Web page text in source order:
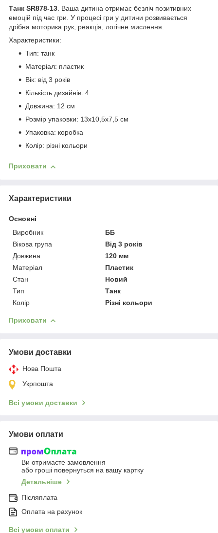
Танк SR878-13. Ваша дитина отримає безліч позитивних
емоцій під час гри. У процесі гри у дитини розвивається
дрібна моторика рук, реакція, логічне мислення.
Характеристики:
Тип: танк
Матеріал: пластик
Вік: від 3 років
Кількість дизайнів: 4
Довжина: 12 см
Розмір упаковки: 13х10,5х7,5 см
Упаковка: коробка
Колір: різні кольори
Приховати
Характеристики
Основні
Виробник
ББ
Вікова група
Від 3 років
Довжина
120 мм
Матеріал
Пластик
Стан
Новий
Тип
Танк
Колір
Різні кольори
Приховати
Умови доставки
Нова Пошта
Укрпошта
Всі умови доставки
Умови оплати
Ви отримаєте замовлення
або гроші повернуться на вашу картку
Детальніше
Післяплата
Оплата на рахунок
Всі умови оплати